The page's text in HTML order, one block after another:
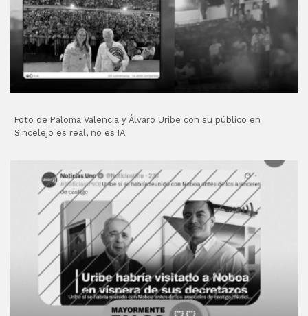
Foto de Paloma Valencia y Álvaro Uribe con su público en
Sincelejo es real, no es IA